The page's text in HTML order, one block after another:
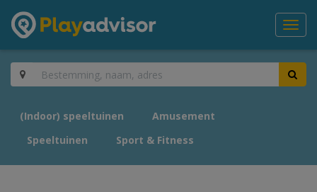
(Indoor) speeltuinen
Amusement
Speeltuinen
Sport & Fitness